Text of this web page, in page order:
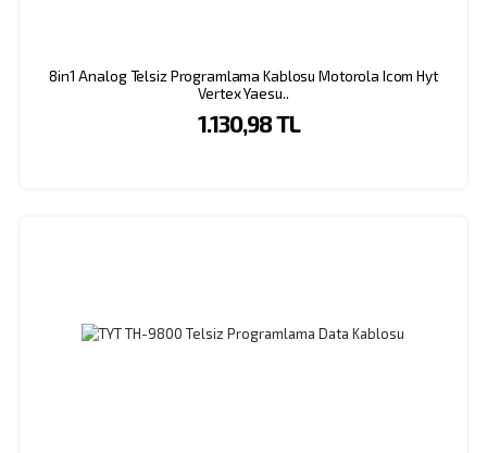
8in1 Analog Telsiz Programlama Kablosu Motorola Icom Hyt
Vertex Yaesu..
1.130,98 TL